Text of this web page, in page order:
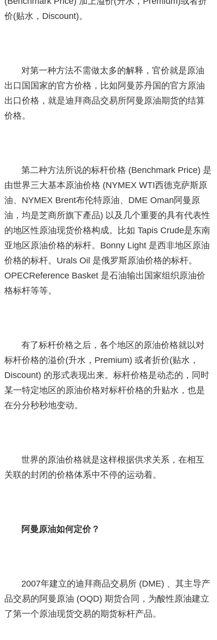
价(贴水，Discount)。
对第一种方法不需做太多的解释，官价就是原油
出口国国家的官方价格，比如阿曼苏丹国的官方原油
出口价格，就是迪拜商品交易所阿曼原油期货的结算
价格。
第二种方法所说的标杆价格 (Benchmark Price) 是
由世界三大基本原油价格 (NYMEX WTI西德克萨斯原
油、NYMEX Brent布伦特原油、DME Oman阿曼原
油，均是芝商所旗下產品) 以及几个重要的具有代表性
的地区性原油现货价格构成。比如 Tapis Crude是东南
亚地区原油价格的标杆。Bonny Light 是西非地区原油
价格的标杆。Urals Oil 是俄罗斯原油价格的标杆。
OPECReference Basket 是石油输出国家组织原油价
格标杆等等。
有了标杆价格之后，各个地区的原油价格就以对
标杆价格的溢价(升水，Premium) 或者折价(贴水，
Discount) 的形式表现出来。标杆价格是动态的，同时
某一特定地区的原油价格对标杆价格的升贴水，也是
在分分秒秒地变动。
世界的原油价格就是这样根据供求关系，在相互
关联的封闭的价格体系中不停的运动着。
阿曼原油如何定价？
2007年建立的迪拜商品交易所 (DME) 、其主导产
品交易的阿曼原油 (OQD) 期货合同，为酸性原油建立
了第一个原油现货交易的期货标杆产品。